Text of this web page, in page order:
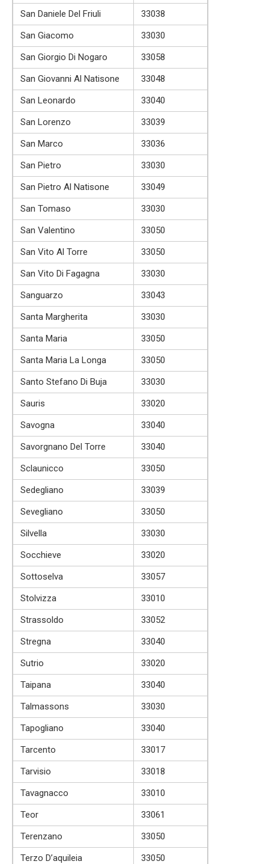
San Daniele Del Friuli
33038
San Giacomo
33030
San Giorgio Di Nogaro
33058
San Giovanni Al Natisone
33048
San Leonardo
33040
San Lorenzo
33039
San Marco
33036
San Pietro
33030
San Pietro Al Natisone
33049
San Tomaso
33030
San Valentino
33050
San Vito Al Torre
33050
San Vito Di Fagagna
33030
Sanguarzo
33043
Santa Margherita
33030
Santa Maria
33050
Santa Maria La Longa
33050
Santo Stefano Di Buja
33030
Sauris
33020
Savogna
33040
Savorgnano Del Torre
33040
Sclaunicco
33050
Sedegliano
33039
Sevegliano
33050
Silvella
33030
Socchieve
33020
Sottoselva
33057
Stolvizza
33010
Strassoldo
33052
Stregna
33040
Sutrio
33020
Taipana
33040
Talmassons
33030
Tapogliano
33040
Tarcento
33017
Tarvisio
33018
Tavagnacco
33010
Teor
33061
Terenzano
33050
Terzo D’aquileia
33050